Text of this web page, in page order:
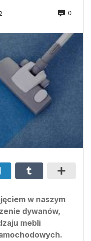
0
w naszym
dywanów,
mebli